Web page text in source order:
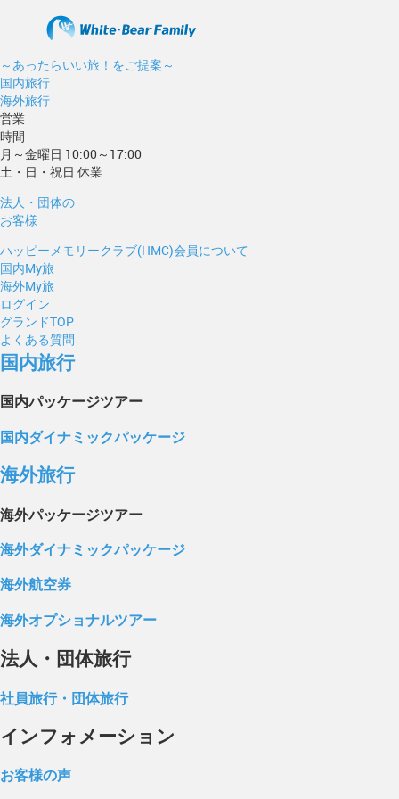
～あったらいい旅！をご提案～
国内旅行
海外旅行
営業
時間
月～金曜日 10:00～17:00
土・日・祝日 休業
法人・団体の
お客様
ハッピーメモリークラブ(HMC)会員について
国内My旅
海外My旅
ログイン
グランドTOP
よくある質問
国内旅行
国内パッケージツアー
国内ダイナミックパッケージ
海外旅行
海外パッケージツアー
海外ダイナミックパッケージ
海外航空券
海外オプショナルツアー
法人・団体旅行
社員旅行・団体旅行
インフォメーション
お客様の声